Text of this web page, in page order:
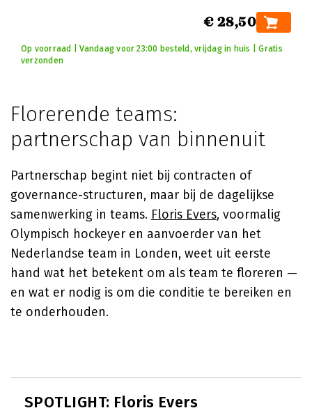
€ 28,50
Op voorraad | Vandaag voor 23:00 besteld, vrijdag in huis | Gratis
verzonden
Florerende teams:
partnerschap van binnenuit
Partnerschap begint niet bij contracten of
governance-structuren, maar bij de dagelijkse
samenwerking in teams. Floris Evers, voormalig
Olympisch hockeyer en aanvoerder van het
Nederlandse team in Londen, weet uit eerste
hand wat het betekent om als team te floreren —
en wat er nodig is om die conditie te bereiken en
te onderhouden.
SPOTLIGHT: Floris Evers